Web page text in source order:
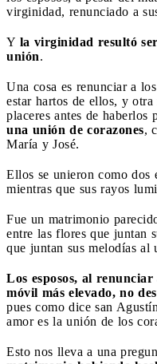
virginidad, renunciado a
Y la virginidad resultó
unión.
Una cosa es renunciar a
estar hartos de ellos, y
placeres antes de haberlos
una unión de corazones,
María y José.
Ellos se unieron como dos
mientras que sus rayos
Fue un matrimonio
entre las flores que juntan
que juntan sus melodías al
Los esposos, al
móvil más elevado, no
pues como dice san
amor es la unión de los
Esto nos lleva a una